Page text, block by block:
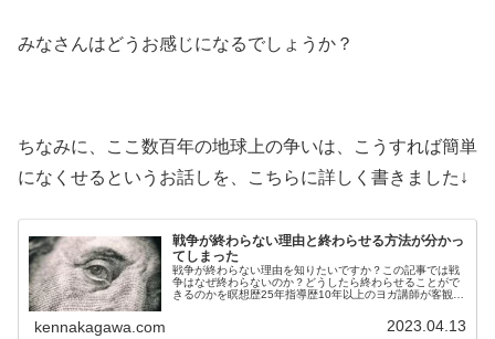
みなさんはどうお感じになるでしょうか？
ちなみに、ここ数百年の地球上の争いは、こうすれば簡単
になくせるというお話しを、こちらに詳しく書きました↓
戦争が終わらない理由と終わらせる方法が分かっ
てしまった
戦争が終わらない理由を知りたいですか？この記事では戦
争はなぜ終わらないのか？どうしたら終わらせることがで
きるのかを瞑想歴25年指導歴10年以上のヨガ講師が客観的
kennakagawa.com 2023.04.13